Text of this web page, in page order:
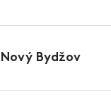
Nový Bydžov